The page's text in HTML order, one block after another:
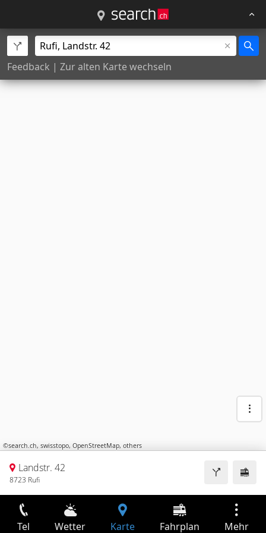
Feedback | Zur alten Karte wechseln
©search.ch, swisstopo, OpenStreetMap, others
Landstr. 42
8723 Rufi
Tel Wetter Karte Fahrplan Mehr